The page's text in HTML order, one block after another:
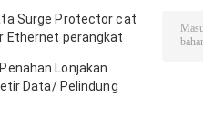
Surge Protector cat
Ethernet perangkat
Lonjakan
Data/ Pelindung